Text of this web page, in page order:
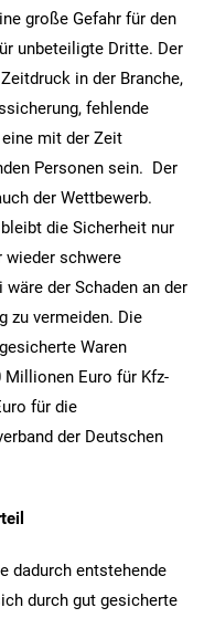
große Gefahr für den
unbeteiligte Dritte. Der
in der Branche,
fehlende
mit der Zeit
Personen sein. Der
der Wettbewerb.
die Sicherheit nur
wieder schwere
der Schaden an der
zu vermeiden. Die
Waren
Euro für Kfz-
für die
der Deutschen
dadurch entstehende
durch gut gesicherte